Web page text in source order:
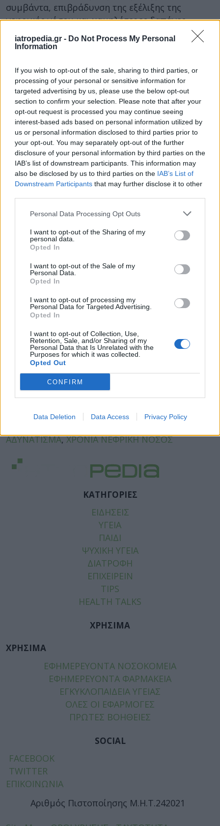
iatropedia.gr - Do Not Process My Personal
Information
If you wish to opt-out of the sale, sharing to third parties, or
processing of your personal or sensitive information for
targeted advertising by us, please use the below opt-out
section to confirm your selection. Please note that after your
opt-out request is processed you may continue seeing
interest-based ads based on personal information utilized by
us or personal information disclosed to third parties prior to
your opt-out. You may separately opt-out of the further
disclosure of your personal information by third parties on the
IAB’s list of downstream participants. This information may
also be disclosed by us to third parties on the IAB’s List of
Downstream Participants that may further disclose it to other
Personal Data Processing Opt Outs
I want to opt-out of the Sharing of my
personal data.
Opted In
I want to opt-out of the Sale of my
Personal Data.
Opted In
I want to opt-out of processing my
Personal Data for Targeted Advertising.
Opted In
I want to opt-out of Collection, Use,
Retention, Sale, and/or Sharing of my
Personal Data that Is Unrelated with the
Purposes for which it was collected.
Opted Out
CONFIRM
Data Deletion Data Access Privacy Policy
συμβάντα, επιβράδυνση της εξέλιξης της
νεφρικής νόσου και χαμηλότερες δαπάνες
υγειονομικής περίθαλψης, πρόσθετε η ίδια σε
ανακοίνωση του πανεπιστημίου,
αποτελέσματα που υποστηρίζουν τα ευρέως
διαδεδομένα οφέλη αυτής της κατηγορίας
φαρμάκων σε αυτόν τον πληθυσμό υψηλού
κινδύνου».
Τα ευρήματα δημοσιεύθηκαν στο Nature
Communications.
Φωτογραφία:iStock
ΔΙΑΒΑΣΤΕ ΕΠΙΣΗΣ:
Αλκοόλ: Τρία πολύ συχνά προβλήματα υγείας το
κάνουν τοξικό για το συκώτι
Αλτσχάιμερ: Εργαλείο αιχμής, το R4Alz-R,
εντοπίζει έγκαιρα την ανεπαίσθητη νοητική
ΑΔΥΝΑΤΙΣΜΑ,ΧΡΟΝΙΑ ΝΕΦΡΙΚΗ ΝΟΣΟΣ
ΚΑΤΗΓΟΡΙΕΣ
ΕΙΔΗΣΕΙΣ
ΥΓΕΙΑ
ΠΑΙΔΙ
ΨΥΧΙΚΗ ΥΓΕΙΑ
ΔΙΑΤΡΟΦΗ
ΕΠΙΧΕΙΡΕΙΝ
TIPS
HEALTH TALKS
ΧΡΗΣΙΜΑ
ΧΡΗΣΙΜΑ
ΕΦΗΜΕΡΕΥΟΝΤΑ ΝΟΣΟΚΟΜΕΙΑ
ΕΦΗΜΕΡΕΥΟΝΤΑ ΦΑΡΜΑΚΕΙΑ
ΕΓΚΥΚΛΟΠΑΙΔΕΙΑ ΥΓΕΙΑΣ
ΟΛΕΣ ΟΙ ΕΦΑΡΜΟΓΕΣ
ΠΡΩΤΕΣ ΒΟΗΘΕΙΕΣ
SOCIAL
FACEBOOK
TWITTER
ΕΠΙΚΟΙΝΩΝΙΑ
Αριθμός Πιστοποίησης Μ.Η.Τ.242021